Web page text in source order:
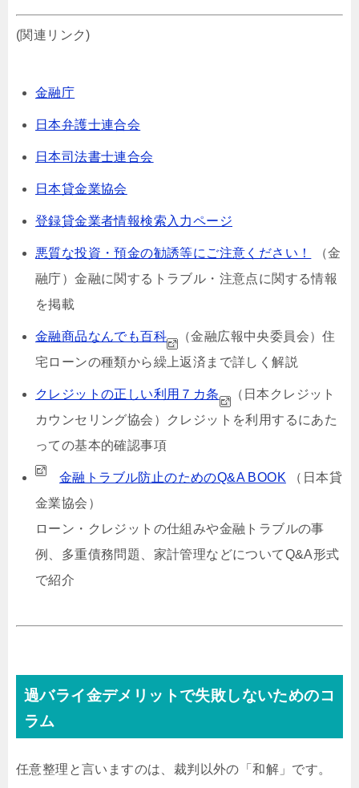
(関連リンク)
金融庁
日本弁護士連合会
日本司法書士連合会
日本貸金業協会
登録貸金業者情報検索入力ページ
悪質な投資・預金の勧誘等にご注意ください！
（金
融庁）⾦融に関するトラブル・注意点に関する情報
を掲載
金融商品なんでも百科 （金融広報中央委員会）住
宅ローンの種類から繰上返済まで詳しく解説
クレジットの正しい利用７カ条
（日本クレジット
カウンセリング協会）
クレジットを利用するにあた
っての基本的確認事項
金融トラブル防止のためのQ&A BOOK
（日本貸
金業協会）
ローン・クレジットの仕組みや金融トラブルの事
例、多重債務問題、家計管理などについてQ&A形式
で紹介
過バライ金デメリットで失敗しないためのコ
ラム
任意整理と言いますのは、裁判以外の「和解」です。